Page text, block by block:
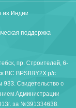
поддержка
из Индии
пр. Строителей, 6-
BPSBBY2X р/с
933. Свидетельство о
Администрации
за №391334638.